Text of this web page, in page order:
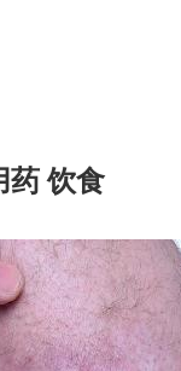
药 饮食